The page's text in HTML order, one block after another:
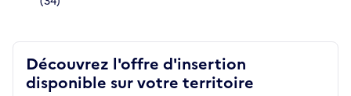
Découvrez l'offre d'insertion
disponible sur votre territoire